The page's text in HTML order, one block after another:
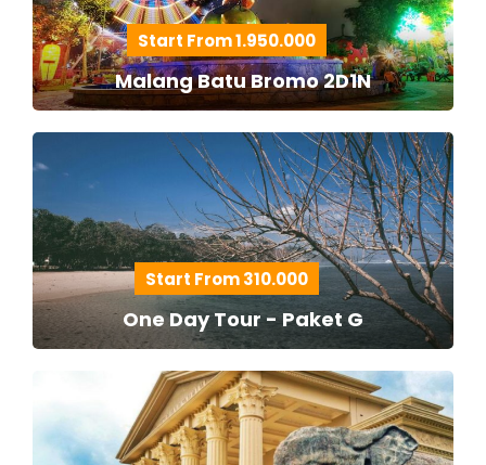
Start From 1.950.000
Malang Batu Bromo 2D1N
Start From 310.000
One Day Tour - Paket G